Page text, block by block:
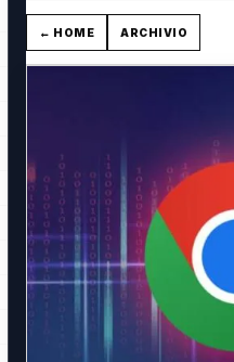
← HOME ARCHIVIO